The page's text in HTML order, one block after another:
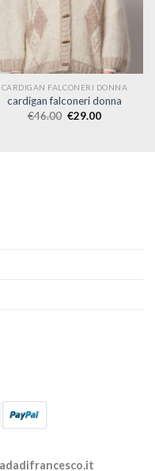
CARDIGAN FALCONERI DONNA
cardigan falconeri donna
€46.00 €29.00